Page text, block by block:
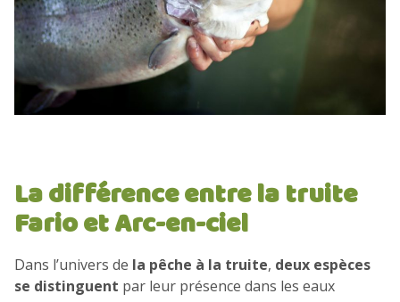
La différence entre la truite
Fario et Arc-en-ciel
Dans l’univers de la pêche à la truite, deux espèces
se distinguent par leur présence dans les eaux